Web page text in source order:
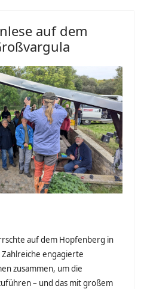
auf dem
auf dem Hopfenberg in
engagierte
zusammen, um die
– und das mit großem